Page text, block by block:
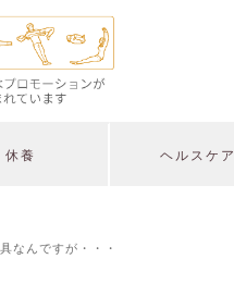
休養 ヘルスケア
なんですが・・・